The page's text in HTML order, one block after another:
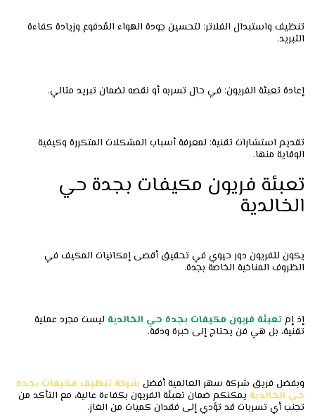
تنظيف واستبدال الفلاتر: لتحسين جودة الهواء المُدفوع وزيادة كفاءة
التبريد.
إعادة تعبئة الفريون: في حال تسربه أو نقصه لضمان تبريد مثالي.
تقديم استشارات تقنية: لمعرفة أسباب المشكلات المتكررة وكيفية
الوقاية منها.
تعبئة فريون مكيفات بجدة حي
الخالدية
يكون للفريون دور حيوي في تحقيق أقصى إمكانيات المكيف في
الظروف المناخية الخاصة بجدة.
إذ إمتعبئة فريون مكيفات بجدة حي الخالدية ليست مجرد عملية
تقنية، بل هي فن يحتاج إلى خبرة ودقة.
وبفضل فريق شركة سهر العالمية أفضل شركة تنظيف مكيفات بجدة
حي الخالدية يمكنكم ضمان تعبئة الفريون بكفاءة عالية، مع التأكد من
تجنب أي تسربات قد تؤدي إلى فقدان كميات من الغاز.